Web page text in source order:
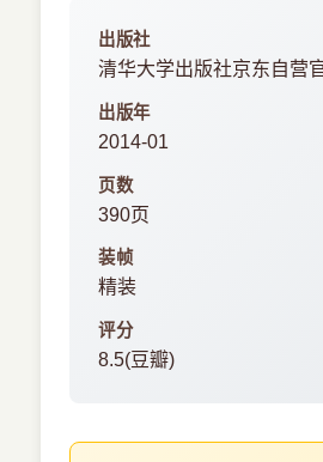
出版社
清华大学出版社京东自营
出版年
2014-01
页数
390页
装帧
精装
评分
8.5(豆瓣)